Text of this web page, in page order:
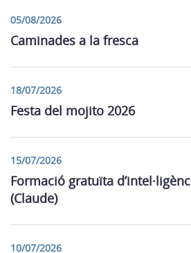
05/08/2026
Caminades a la fresca
18/07/2026
Festa del mojito 2026
15/07/2026
Formació gratuïta
(Claude)
10/07/2026